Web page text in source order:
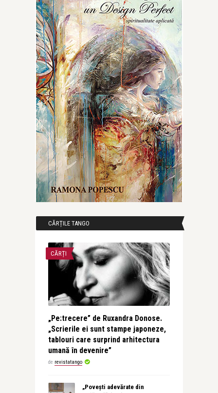
CĂRȚILE TANGO
CĂRȚI
„Pe:trecere” de Ruxandra Donose.
„Scrierile ei sunt stampe japoneze,
tablouri care surprind arhitectura
umană în devenire”
de revistatango
„Povești adevărate din